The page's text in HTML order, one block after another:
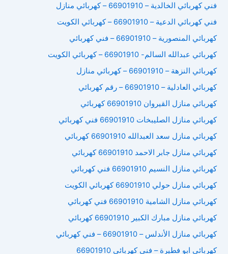
فني كهربائي الخالدية – 66901910 – كهربائي منازل
فني كهربائي الدعية – 66901910 – كهربائي الكويت
كهربائي المنصورية – 66901910 – فني كهربائي
كهربائي عبدالله السالم- 66901910 – كهربائي الكويت
كهربائي النزهة – 66901910 – كهربائي منازل
كهربائي العادلية – 66901910 – رقم كهربائي
كهربائي منازل القيروان 66901910 كهربائي
كهربائي منازل الصليبخات 66901910 فني كهربائي
كهربائي منازل سعد العبدالله 66901910 كهربائي
كهربائي منازل جابر الاحمد 66901910 كهربائي
كهربائي منازل النسيم 66901910 فني كهربائي
كهربائي منازل حولي 66901910 كهربائي الكويت
كهربائي منازل الشامية 66901910 فني كهربائي
كهربائي منازل مبارك الكبير 66901910 كهربائي
كهربائي منازل الأندلس – 66901910 – فني كهربائي
كهربائي ابو فطيرة – فني كهربائي 66901910